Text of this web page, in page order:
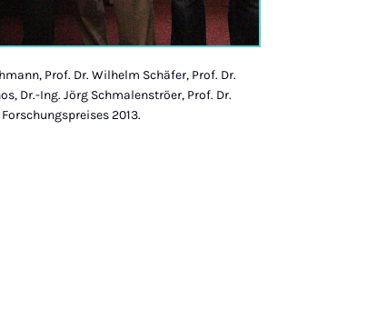
Prof. Dr. Wilhelm Schäfer, Prof. Dr.
Dr.-Ing. Jörg Schmalenströer, Prof. Dr.
2013.